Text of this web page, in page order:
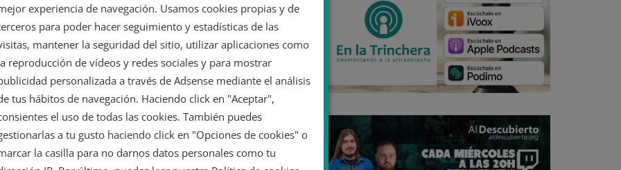
experiencia de navegación. Usamos cookies propias y de
para poder hacer seguimiento y estadísticas de las
mantener la seguridad del sitio, utilizar aplicaciones como
reproducción de vídeos y redes sociales y para mostrar
personalizada a través de Adsense mediante el análisis
tus hábitos de navegación. Haciendo click en "Aceptar",
el uso de todas las cookies. También puedes
a tu gusto haciendo click en "Opciones de cookies" o
la casilla para no darnos datos personales como tu